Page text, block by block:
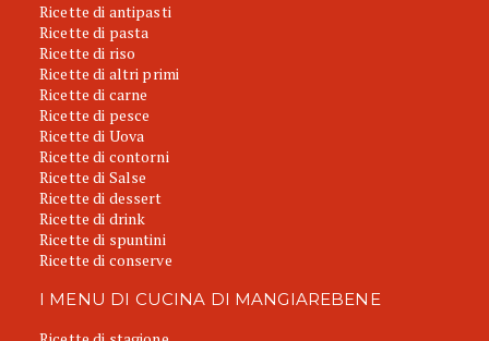
Ricette di antipasti
Ricette di pasta
Ricette di riso
Ricette di altri primi
Ricette di carne
Ricette di pesce
Ricette di Uova
Ricette di contorni
Ricette di Salse
Ricette di dessert
Ricette di drink
Ricette di spuntini
Ricette di conserve
I MENU DI CUCINA DI MANGIAREBENE